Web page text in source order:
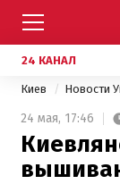
24 КАНАЛ
Киев Новости
24 мая, 17:46